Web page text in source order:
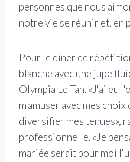
personnes que nous
notre vie se réunir et, en
Pour le dîner de
blanche avec une jupe
Olympia Le-Tan. «J'ai eu
m'amuser avec mes
diversifier mes tenues»,
professionnelle. «Je
mariée serait pour moi